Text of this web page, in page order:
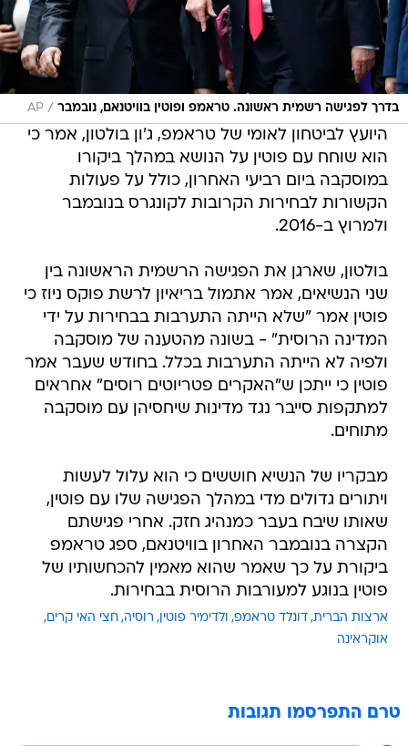
בדרך לפגישה רשמית ראשונה. טראמפ ופוטין בוויטנאם, נובמבר /
AP
היועץ לביטחון לאומי של טראמפ, ג'ון בולטון, אמר כי
הוא שוחח עם פוטין על הנושא במהלך ביקורו
במוסקבה ביום רביעי האחרון, כולל על פעולות
הקשורות לבחירות הקרובות לקונגרס בנובמבר
ולמרוץ ב-2016.
בולטון, שארגן את הפגישה הרשמית הראשונה בין
שני הנשיאים, אמר אתמול בריאיון לרשת פוקס ניוז כי
פוטין אמר "שלא הייתה התערבות בבחירות על ידי
המדינה הרוסית" - בשונה מהטענה של מוסקבה
ולפיה לא הייתה התערבות בכלל. בחודש שעבר אמר
פוטין כי ייתכן ש"האקרים פטריוטים רוסים" אחראים
למתקפות סייבר נגד מדינות שיחסיהן עם מוסקבה
מתוחים.
מבקריו של הנשיא חוששים כי הוא עלול לעשות
ויתורים גדולים מדי במהלך הפגישה שלו עם פוטין,
שאותו שיבח בעבר כמנהיג חזק. אחרי פגישתם
הקצרה בנובמבר האחרון בוויטנאם, ספג טראמפ
ביקורת על כך שאמר שהוא מאמין להכחשותיו של
פוטין בנוגע למעורבות הרוסית בבחירות.
ארצות הברית דונלד טראמפ ולדימיר פוטין רוסיה חצי האי קרים
אוקראינה
טרם התפרסמו תגובות